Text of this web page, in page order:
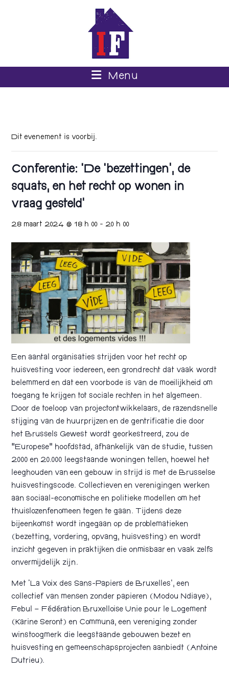
Menu
Dit evenement is voorbij.
Conferentie: ‘De ‘bezettingen’, de
squats, en het recht op wonen in
vraag gesteld’
28 maart 2024 @ 18 h 00 -20 h 00
Een aantal organisaties strijden voor het recht op
huisvesting voor iedereen, een grondrecht dat vaak wordt
belemmerd en dat een voorbode is van de moeilijkheid om
toegang te krijgen tot sociale rechten in het algemeen.
Door de toeloop van projectontwikkelaars, de razendsnelle
stijging van de huurprijzen en de gentrificatie die door
het Brussels Gewest wordt georkestreerd, zou de
“Europese” hoofdstad, afhankelijk van de studie, tussen
2000 en 20.000 leegstaande woningen tellen, hoewel het
leeghouden van een gebouw in strijd is met de Brusselse
huisvestingscode. Collectieven en verenigingen werken
aan sociaal-economische en politieke modellen om het
thuislozenfenomeen tegen te gaan. Tijdens deze
bijeenkomst wordt ingegaan op de problematieken
(bezetting, vordering, opvang, huisvesting) en wordt
inzicht gegeven in praktijken die onmisbaar en vaak zelfs
onvermijdelijk zijn.
Met ‘La Voix des Sans-Papiers de Bruxelles’, een
collectief van mensen zonder papieren (Modou Ndiaye),
Febul – Fédération Bruxelloise Unie pour le Logement
(Karine Seront) en Communa, een vereniging zonder
winstoogmerk die leegstaande gebouwen bezet en
huisvesting en gemeenschapsprojecten aanbiedt (Antoine
Dutrieu).